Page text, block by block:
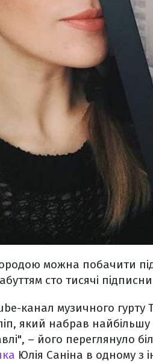
можна побачити
сто тисячі
канал музичного гурту
який набрав найбільшу
– його переглянуло
Юлія Саніна в одному з